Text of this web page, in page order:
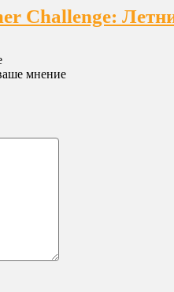
Challenge:
мнение